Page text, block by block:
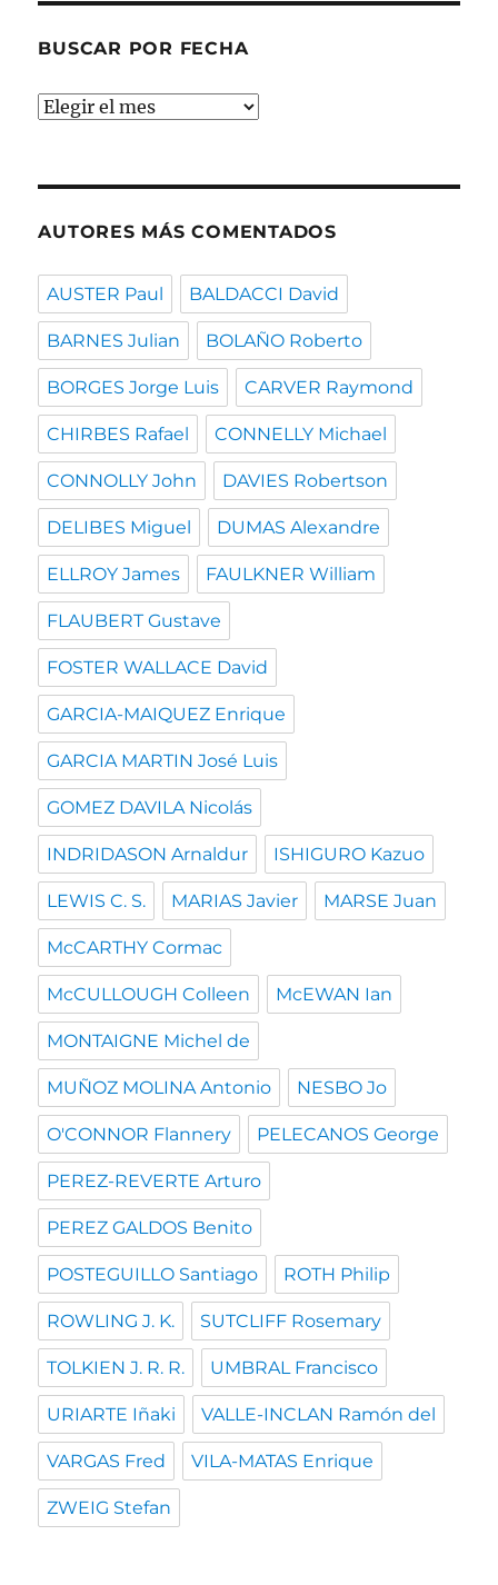
BUSCAR POR FECHA
Buscar
AUTORES MÁS COMENTADOS
AUSTER Paul BALDACCI David
BARNES Julian BOLAÑO Roberto
BORGES Jorge Luis CARVER Raymond
CHIRBES Rafael CONNELLY Michael
CONNOLLY John DAVIES Robertson
DELIBES Miguel DUMAS Alexandre
ELLROY James FAULKNER William
FLAUBERT Gustave
FOSTER WALLACE David
GARCIA-MAIQUEZ Enrique
GARCIA MARTIN José Luis
GOMEZ DAVILA Nicolás
INDRIDASON Arnaldur ISHIGURO Kazuo
LEWIS C. S. MARIAS Javier MARSE Juan
McCARTHY Cormac
McCULLOUGH Colleen McEWAN Ian
MONTAIGNE Michel de
MUÑOZ MOLINA Antonio NESBO Jo
O'CONNOR Flannery PELECANOS George
PEREZ-REVERTE Arturo
PEREZ GALDOS Benito
POSTEGUILLO Santiago ROTH Philip
ROWLING J. K. SUTCLIFF Rosemary
TOLKIEN J. R. R. UMBRAL Francisco
URIARTE Iñaki VALLE-INCLAN Ramón del
VARGAS Fred VILA-MATAS Enrique
ZWEIG Stefan